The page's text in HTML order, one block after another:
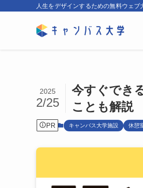
人生をデザインするための無料ウェブ
今すぐでき
ことも解説
2025
2/25
PR キャンバス大学施設 休憩